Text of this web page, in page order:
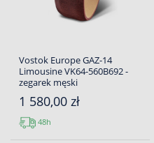
Vostok Europe GAZ-14
Limousine VK64-560B692 -
zegarek męski
1 580,00 zł
48h